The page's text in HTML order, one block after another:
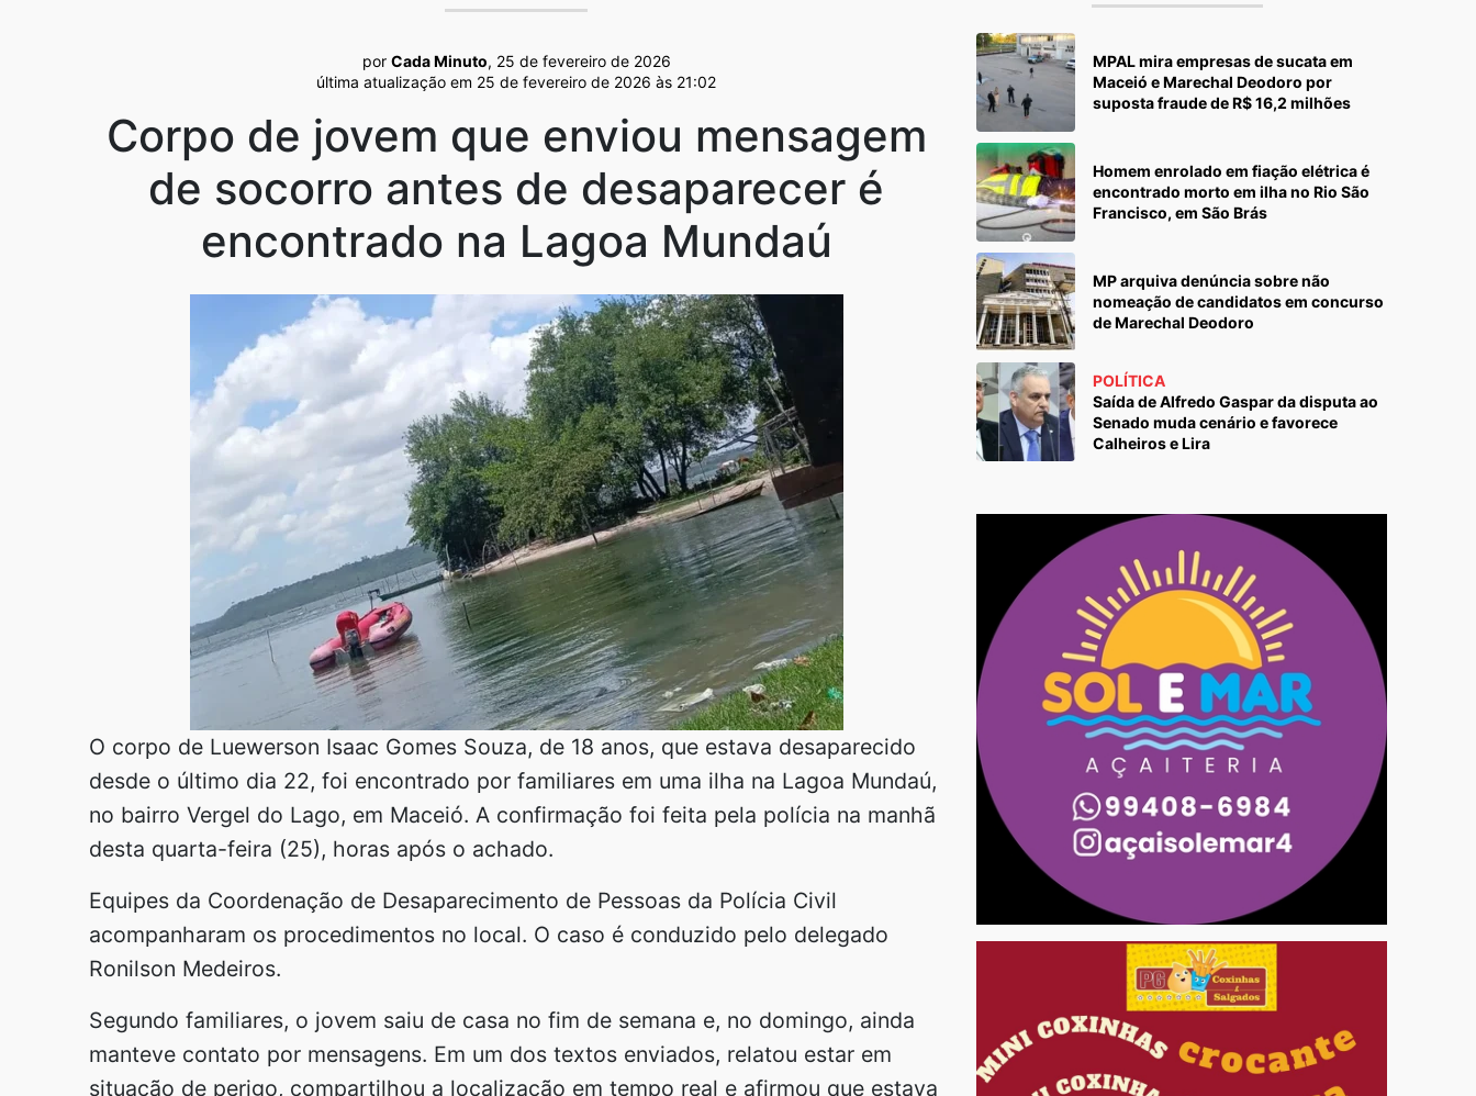
por Cada Minuto, 25 de fevereiro de 2026
última atualização em 25 de fevereiro de 2026 às 21:02
Corpo de jovem que enviou mensagem
de socorro antes de desaparecer é
encontrado na Lagoa Mundaú
O corpo de Luewerson Isaac Gomes Souza, de 18 anos, que estava desaparecido
desde o último dia 22, foi encontrado por familiares em uma ilha na Lagoa Mundaú,
no bairro Vergel do Lago, em Maceió. A confirmação foi feita pela polícia na manhã
desta quarta-feira (25), horas após o achado.
Equipes da Coordenação de Desaparecimento de Pessoas da Polícia Civil
acompanharam os procedimentos no local. O caso é conduzido pelo delegado
Ronilson Medeiros.
Segundo familiares, o jovem saiu de casa no fim de semana e, no domingo, ainda
manteve contato por mensagens. Em um dos textos enviados, relatou estar em
situação de perigo, compartilhou a localização em tempo real e afirmou que estava
MPAL mira empresas de sucata em
Maceió e Marechal Deodoro por
suposta fraude de R$ 16,2 milhões
Homem enrolado em fiação elétrica é
encontrado morto em ilha no Rio São
Francisco, em São Brás
MP arquiva denúncia sobre não
nomeação de candidatos em concurso
de Marechal Deodoro
POLÍTICA
Saída de Alfredo Gaspar da disputa ao
Senado muda cenário e favorece
Calheiros e Lira